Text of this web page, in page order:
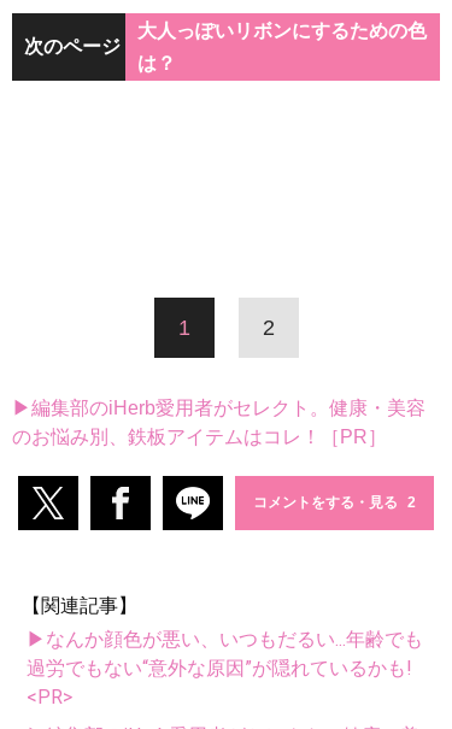
次のページ
大人っぽいリボンにするための色
は？
1 2
▶編集部のiHerb愛用者がセレクト。健康・美容
のお悩み別、鉄板アイテムはコレ！［PR］
コメントをする・見る
【関連記事】
▶なんか顔色が悪い、いつもだるい...年齢でも
過労でもない“意外な原因”が隠れているかも!
<PR>